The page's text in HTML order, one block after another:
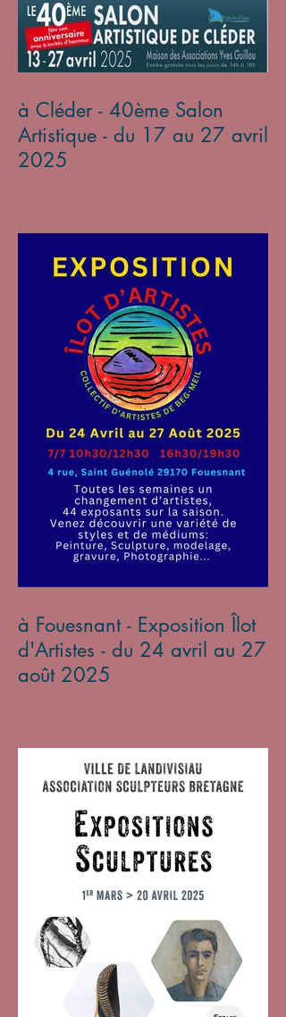
à Cléder - 40ème Salon
Artistique - du 17 au 27 avril
2025
à Fouesnant - Exposition Îlot
d'Artistes - du 24 avril au 27
août 2025